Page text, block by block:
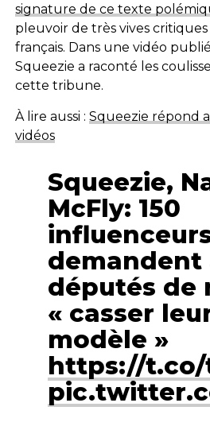
signature de ce texte
pleuvoir de très vives
français. Dans une vidéo
Squeezie a raconté les
cette tribune.
À lire aussi : Squeezie répond
vidéos
Squeezie,
McFly: 150
demandent
députés de
« casser
modèle »
https://t.co/